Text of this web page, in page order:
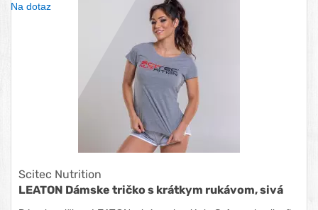
Na dotaz
Scitec Nutrition
LEATON Dámske tričko s krátkym rukávom, sivá